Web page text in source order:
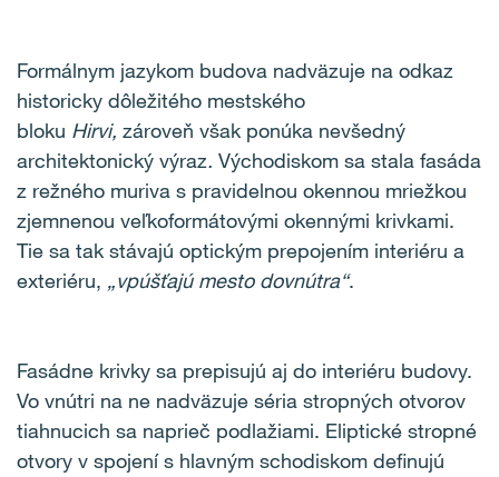
Formálnym jazykom budova nadväzuje na odkaz
historicky dôležitého mestského
bloku Hirvi, zároveň však ponúka nevšedný
architektonický výraz. Východiskom sa stala fasáda
z režného muriva s pravidelnou okennou mriežkou
zjemnenou veľkoformátovými okennými krivkami.
Tie sa tak stávajú optickým prepojením interiéru a
exteriéru, „vpúšťajú mesto dovnútra“.
Fasádne krivky sa prepisujú aj do interiéru budovy.
Vo vnútri na ne nadväzuje séria stropných otvorov
tiahnucich sa naprieč podlažiami. Eliptické stropné
otvory v spojení s hlavným schodiskom definujú